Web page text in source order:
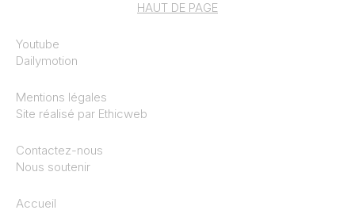
HAUT DE PAGE
Youtube
Dailymotion
Mentions légales
Site réalisé par Ethicweb
Contactez-nous
Nous soutenir
Accueil